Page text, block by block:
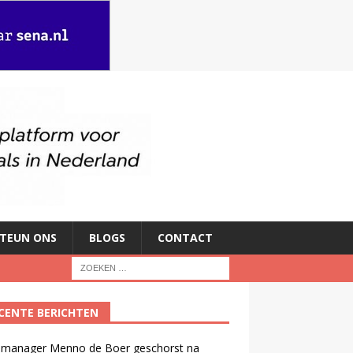
ONS BLOGS CONTACT
BERICHTEN
Menno de Boer geschorst na